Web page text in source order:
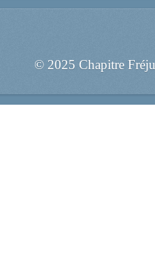
© 2025 Chapitre